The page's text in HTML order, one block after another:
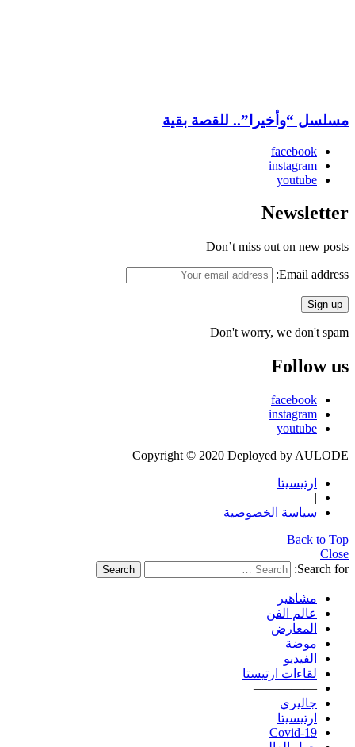
مسلسل “وأخيرا”.. للقصة بقية
facebook
instagram
youtube
Newsletter
Don’t miss out on new posts
Email address:
Don't worry, we don't spam
Follow us
facebook
instagram
youtube
Copyright © 2020 Deployed by AULODE
ارتيسيتا
|
سياسة الخصوصية
Back to Top
Close
Search for:
Search
مشاهير
عالم الفن
المعارض
موضة
الفيديو
لقاءات ارتيستا
—————
جاليري
ارتيسيتا
Covid-19